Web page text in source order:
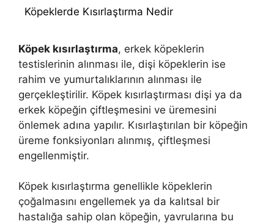
Köpeklerde Kısırlaştırma Nedir
Köpek kısırlaştırma, erkek köpeklerin
testislerinin alınması ile, dişi köpeklerin ise
rahim ve yumurtalıklarının alınması ile
gerçekleştirilir. Köpek kısırlaştırması dişi ya da
erkek köpeğin çiftleşmesini ve üremesini
önlemek adına yapılır. Kısırlaştırılan bir köpeğin
üreme fonksiyonları alınmış, çiftleşmesi
engellenmiştir.
Köpek kısırlaştırma genellikle köpeklerin
çoğalmasını engellemek ya da kalıtsal bir
hastalığa sahip olan köpeğin, yavrularına bu